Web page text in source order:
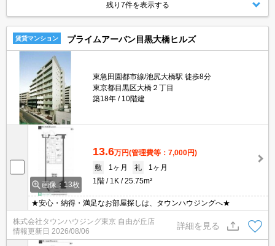
残り7件を表示する
賃貸マンション プライムアーバン目黒大橋ヒルズ
東急田園都市線/池尻大橋駅 徒歩8分
東京都目黒区大橋２丁目
築18年
10階建
画像：13枚
13.6万円(管理費等：7,000円)
敷
1ヶ月 礼
1ヶ月
1階
1K 25.75m²
★安心・納得・満足なお部屋探しは、タウンハウジングへ★
株式会社タウンハウジング東京 自由が丘店
情報更新日 2026/08/06
詳細を見る